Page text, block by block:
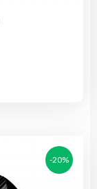
-20%